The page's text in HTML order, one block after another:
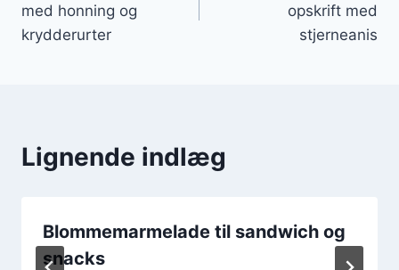
med honning og
krydderurter
opskrift med
stjerneanis
Lignende indlæg
Blommemarmelade til sandwich og
snacks